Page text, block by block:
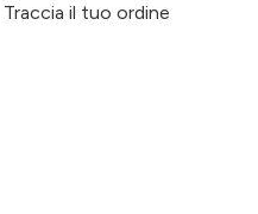
Traccia il tuo ordine